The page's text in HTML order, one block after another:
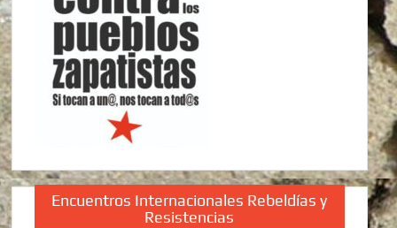
Encuentros Internacionales Rebeldías y
Resistencias